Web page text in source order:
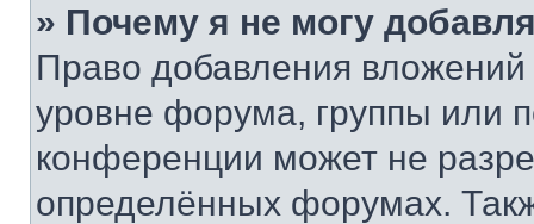
» Почему я не могу
Право добавления
уровне форума, группы или
конференции может не
определённых форумах.